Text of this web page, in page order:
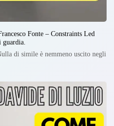
Fonte – Constraints Led
di simile è nemmeno uscito negli